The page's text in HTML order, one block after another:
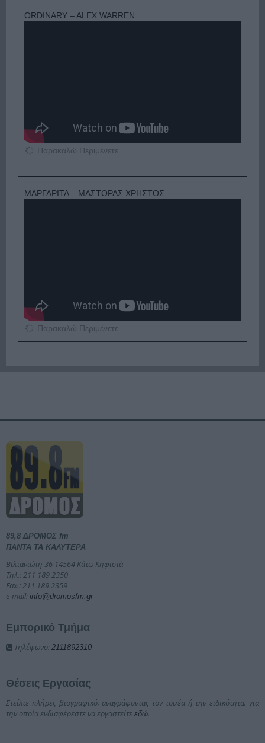
ORDINARY – ALEX WARREN
Παρακαλώ Περιμένετε...
ΜΑΡΓΑΡΙΤΑ – ΜΑΣΤΟΡΑΣ ΧΡΗΣΤΟΣ
Παρακαλώ Περιμένετε...
89,8 ΔΡΟΜΟΣ fm
ΠΑΝΤΑ ΤΑ ΚΑΛΥΤΕΡΑ
Βιλτανιώτη 36 14564 Κάτω Κηφισιά
Τηλ.: 211 189 2350
Fax.: 211 189 2359
e-mail: info@dromosfm.gr
Εμπορικό Τμήμα
Τηλέφωνο: 2111892310
Θέσεις Εργασίας
Στείλτε πλήρες βιογραφικό, αναγράφοντας τον τομέα ή την ειδικότητα, για
την οποία ενδιαφέρεστε να εργαστείτε εδώ.